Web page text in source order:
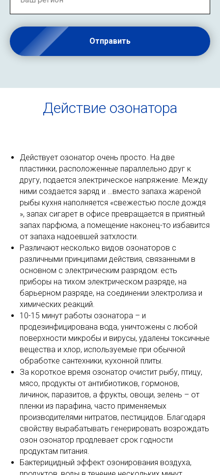
Отправить
Действие озонатора
Действует озонатор очень просто. На две
пластинки, расположенные параллельно друг к
другу, подается электрическое напряжение. Между
ними создается заряд и …вместо запаха жареной
рыбы кухня наполняется «свежестью после дождя
», запах сигарет в офисе превращается в приятный
запах парфюма, а помещение наконец-то избавится
от запаха надоевшей затхлости.
Различают несколько видов озонаторов с
различными принципами действия, связанными в
основном с электрическим разрядом: есть
приборы на тихом электрическом разряде, на
барьерном разряде, на соединении электролиза и
химических реакций.
10-15 минут работы озонатора – и
продезинфицирована вода, уничтожены с любой
поверхности микробы и вирусы, удалены токсичные
вещества и хлор, используемые при обычной
обработке сантехники, кухонной плиты.
За короткое время озонатор очистит рыбу, птицу,
мясо, продукты от антибиотиков, гормонов,
личинок, паразитов, а фрукты, овощи, зелень – от
пленки из парафина, часто применяемых
производителями нитратов, пестицидов. Благодаря
свойству вырабатывать генерировать возрождать
озон озонатор продлевает срок годности
продуктам питания.
Бактерицидный эффект озонирования воздуха,